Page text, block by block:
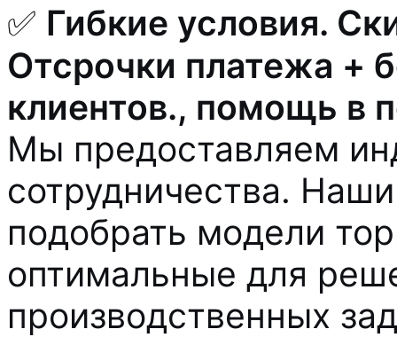
✅ Гибкие условия.
Отсрочки платежа +
клиентов., помощь в
Мы предоставляем
сотрудничества.
подобрать модели
оптимальные для
производственных